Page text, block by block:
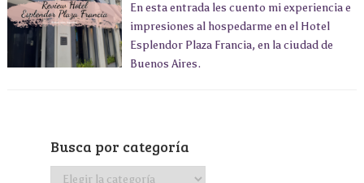
En esta entrada les cuento mi experiencia e
impresiones al hospedarme en el Hotel
Esplendor Plaza Francia, en la ciudad de
Buenos Aires.
Busca por categoría
Busca